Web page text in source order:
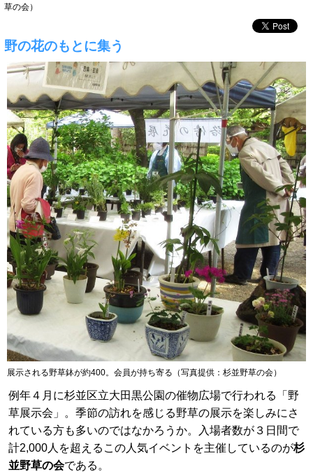
草の会）
野の花のもとに集う
例年４月に杉並区立大田黒公園の催物広場で行われる「野
草展示会」。季節の訪れを感じる野草の展示を楽しみにさ
れている方も多いのではなかろうか。入場者数が３日間で
計2,000人を超えるこの人気イベントを主催しているのが杉
並野草の会である。
展示される野草鉢が約400。会員が持ち寄る（写真提供：杉並野草の会）